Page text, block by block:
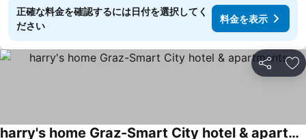
正確な料金を確認するには日付を選択してく
ださい
料金を表示
シェア お
harry's home Graz-Smart City hotel & apartments